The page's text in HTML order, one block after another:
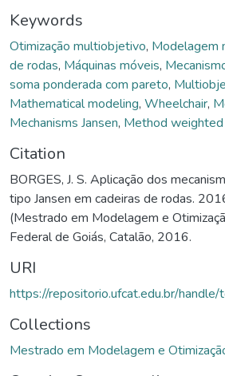
Keywords
Otimização multiobjetivo, Modelagem
de rodas, Máquinas móveis,
soma ponderada com pareto,
Mathematical modeling, Wheelchair,
Mechanisms Jansen, Method
Citation
BORGES, J. S. Aplicação dos
tipo Jansen em cadeiras de rodas.
(Mestrado em Modelagem e
Federal de Goiás, Catalão, 2016.
URI
https://repositorio.ufcat.edu.br/
Collections
Mestrado em Modelagem e